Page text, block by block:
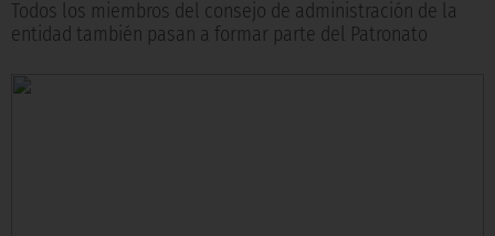
Todos los miembros del consejo de administración de la
entidad también pasan a formar parte del Patronato